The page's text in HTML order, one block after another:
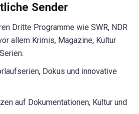
Sender
Dritte Programme wie SWR, NDR
allem Krimis, Magazine, Kultur
Dokus und innovative
auf Dokumentationen, Kultur und